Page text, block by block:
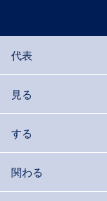
代表
見る
する
関わる